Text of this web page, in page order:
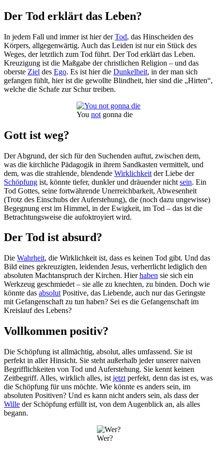
Der Tod erklärt das Leben?
In jedem Fall und immer ist hier derTod, das Hinscheiden des
Körpers, allgegenwärtig. Auch das Leiden ist nur ein Stück des
Weges, der letztlich zum Tod führt. Der Tod erklärt das Leben.
Kreuzigung ist die Maßgabe der christlichen Religion – und das
oberste Ziel des Ego. Es ist hier die Dunkelheit, in der man sich
gefangen fühlt, hier ist die gewollte Blindheit, hier sind die „Hirten“,
welche die Schafe zur Schur treiben.
You not gonna die
Gott ist weg?
Der Abgrund, der sich für den Suchenden auftut, zwischen dem,
was die kirchliche Pädagogik in ihrem Sandkasten vermittelt, und
dem, was die strahlende, blendende Wirklichkeit der Liebe der
Schöpfung ist, könnte tiefer, dunkler und dräuender nicht sein. Ein
Tod Gottes, seine fortwährende Unerreichbarkeit, Abwesenheit
(Trotz des Einschubs der Auferstehung), die (noch dazu ungewisse)
Begegnung erst im Himmel, in der Ewigkeit, im Tod – das ist die
Betrachtungsweise die aufoktroyiert wird.
Der Tod ist absurd?
Die Wahrheit, die Wirklichkeit ist, dass es keinen Tod gibt. Und das
Bild eines gekreuzigten, leidenden Jesus, verherrlicht lediglich den
absoluten Machtanspruch der Kirchen. Hierhaben sie sich ein
Werkzeug geschmiedet – sie alle zu knechten, zu binden. Doch wie
könnte das absolut Positive, das Liebende, auch nur das Geringste
mit Gefangenschaft zu tun haben? Sei es die Gefangenschaft im
Kreislauf des Lebens?
Vollkommen positiv?
Die Schöpfung ist allmächtig, absolut, alles umfassend. Sie ist
perfekt in aller Hinsicht. Sie steht außerhalb jeder unserer naiven
Begrifflichkeiten von Tod und Auferstehung. Sie kennt keinen
Zeitbegriff. Alles, wirklich alles, ist jetzt perfekt, denn das ist es, was
die Schöpfung für uns möchte. Wie könnte es anders sein, im
absoluten Positiven? Und es kann nicht anders sein, als dass der
Wille der Schöpfung erfüllt ist, von dem Augenblick an, als alles
begann.
Wer?